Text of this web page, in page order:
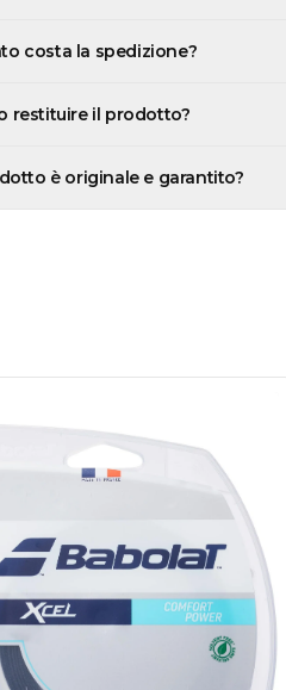
costa la spedizione?
restituire il prodotto?
è originale e garantito?